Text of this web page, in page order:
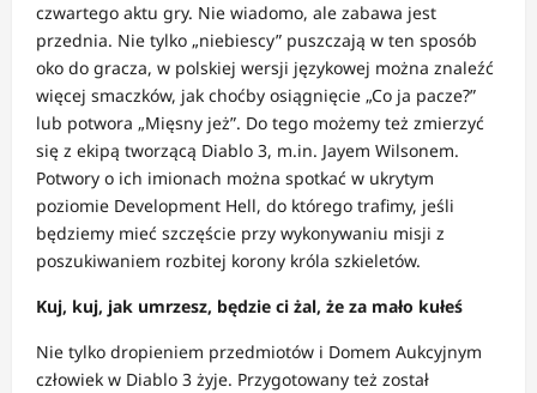
czwartego aktu gry. Nie wiadomo, ale zabawa jest
przednia. Nie tylko „niebiescy” puszczają w ten sposób
oko do gracza, w polskiej wersji językowej można znaleźć
więcej smaczków, jak choćby osiągnięcie „Co ja pacze?”
lub potwora „Mięsny jeż”. Do tego możemy też zmierzyć
się z ekipą tworzącą Diablo 3, m.in. Jayem Wilsonem.
Potwory o ich imionach można spotkać w ukrytym
poziomie Development Hell, do którego trafimy, jeśli
będziemy mieć szczęście przy wykonywaniu misji z
poszukiwaniem rozbitej korony króla szkieletów.
Kuj, kuj, jak umrzesz, będzie ci żal, że za mało kułeś
Nie tylko dropieniem przedmiotów i Domem Aukcyjnym
człowiek w Diablo 3 żyje. Przygotowany też został